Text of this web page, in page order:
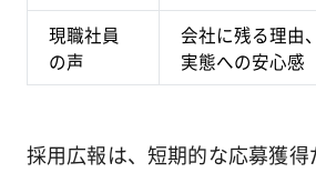
現職社員
の声
会社に残る理由
実態への安心感
採用広報は、短期的な応募獲